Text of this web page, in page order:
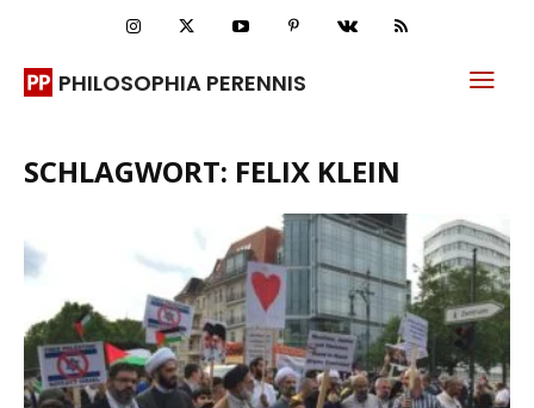
PHILOSOPHIA PERENNIS
SCHLAGWORT: FELIX KLEIN